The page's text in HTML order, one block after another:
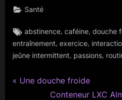
Santé
Tags:
abstinence,caféine,douche
entraînement, exercice,
jeûne intermittent, passions,
Navigation
P
Une douche froide
N
Conteneur LXC